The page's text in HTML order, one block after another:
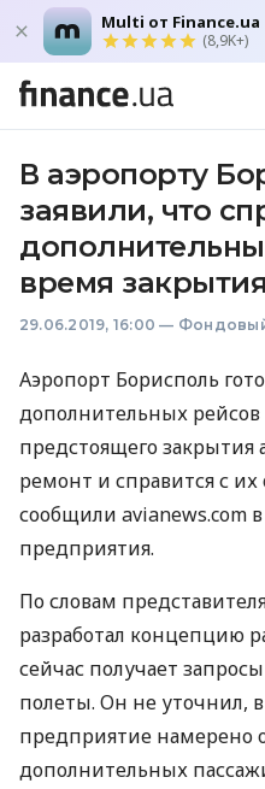
Multi от Finance.ua
(8,9K+)
В аэропорту
заявили, что
время
29.06.2019, 16:00 —
Аэропорт Борисполь
дополнительных рейсов
предстоящего закрытия
ремонт и справится с
сообщили avianews.com
предприятия.
По словам
разработал концепцию
сейчас получает
полеты. Он не уточнил,
предприятие намерено
дополнительных